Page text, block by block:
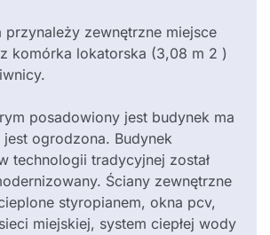
przynależy zewnętrzne miejsce
komórka lokatorska (3,08 m 2 )
posadowiony jest budynek ma
ogrodzona. Budynek
technologii tradycyjnej został
Ściany zewnętrzne
styropianem, okna pcv,
miejskiej, system ciepłej wody